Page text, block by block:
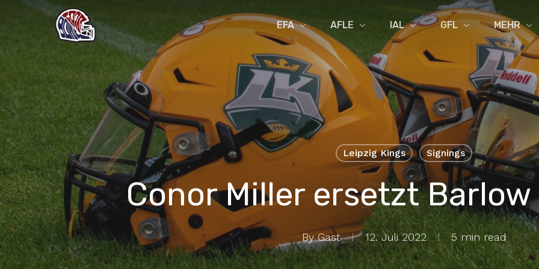
main
content
EFA AFLE IAL GFL MEHR
Leipzig Kings Signings
Conor Miller ersetzt
By Gast 12. Juli 2022 5 min read